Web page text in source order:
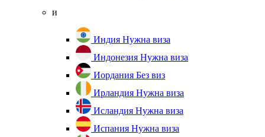
и
Индия Нужна виза
Индонезия Нужна виза
Иордания Без виз
Ирландия Нужна виза
Исландия Нужна виза
Испания Нужна виза